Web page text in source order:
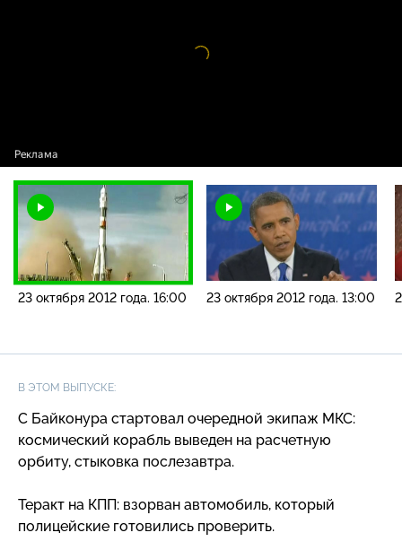
Видео
23 октября 2012 года. 16:00 23 октября 2012 года. 13:00
В ЭТОМ ВЫПУСКЕ:
С Байконура стартовал очередной экипаж МКС:
космический корабль выведен на расчетную
орбиту, стыковка послезавтра.
Теракт на КПП: взорван автомобиль, который
полицейские готовились проверить.